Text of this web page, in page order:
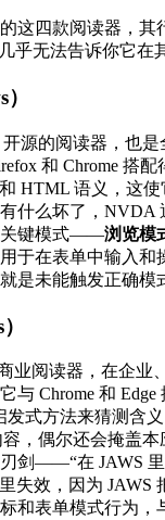
这四款阅读器，其
乎无法告诉你它在
源的阅读器，也是
和 Chrome 搭
HTML 语义，这
什么坏了，NVDA
关键模式——浏览模
用于在表单中输入
是未能触发正确模
业阅读器，在企业
与 Chrome 和 Edge
发式方法来猜测含
，偶尔还会掩盖本
剑——“在 JAWS
失效，因为 JAWS
和表单模式行为，